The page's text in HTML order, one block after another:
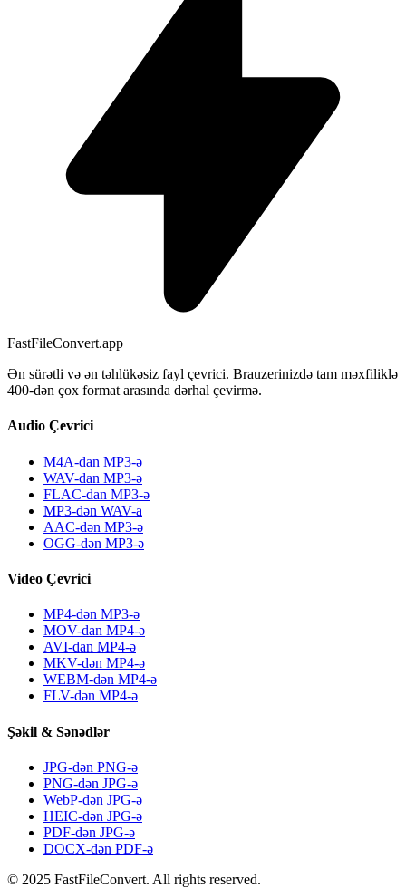
FastFileConvert.app
Ən sürətli və ən təhlükəsiz fayl çevrici. Brauzerinizdə tam məxfiliklə
400-dən çox format arasında dərhal çevirmə.
Audio Çevrici
M4A-dan MP3-ə
WAV-dan MP3-ə
FLAC-dan MP3-ə
MP3-dən WAV-a
AAC-dən MP3-ə
OGG-dən MP3-ə
Video Çevrici
MP4-dən MP3-ə
MOV-dan MP4-ə
AVI-dan MP4-ə
MKV-dən MP4-ə
WEBM-dən MP4-ə
FLV-dən MP4-ə
Şəkil & Sənədlər
JPG-dən PNG-ə
PNG-dən JPG-ə
WebP-dən JPG-ə
HEIC-dən JPG-ə
PDF-dən JPG-ə
DOCX-dən PDF-ə
© 2025 FastFileConvert. All rights reserved.